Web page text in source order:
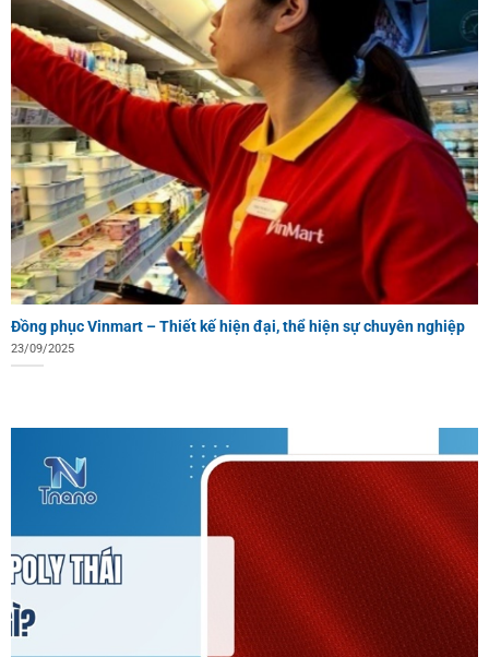
Đồng phục Vinmart – Thiết kế hiện đại, thể hiện sự chuyên nghiệp
23/09/2025